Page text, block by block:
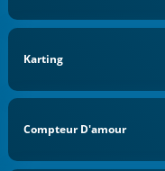
Karting
Compteur D'amour